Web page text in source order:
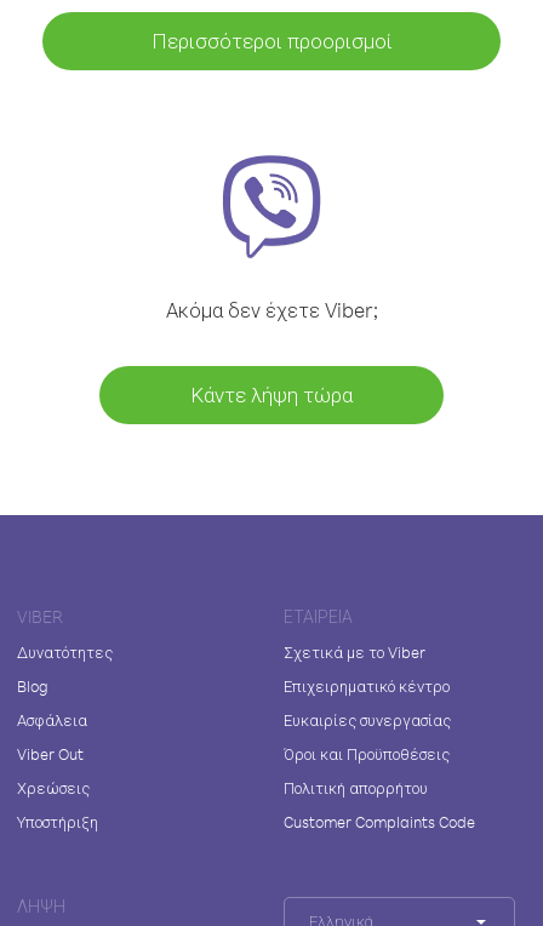
Περισσότεροι προορισμοί
Ακόμα δεν έχετε Viber;
Κάντε λήψη τώρα
VIBER
Δυνατότητες
Blog
Ασφάλεια
Viber Out
Χρεώσεις
Υποστήριξη
ΕΤΑΙΡΕΊΑ
Σχετικά με το Viber
Επιχειρηματικό κέντρο
Ευκαιρίες συνεργασίας
Όροι και Προϋποθέσεις
Πολιτική απορρήτου
Customer Complaints Code
ΛΉΨΗ
Ελληνικά